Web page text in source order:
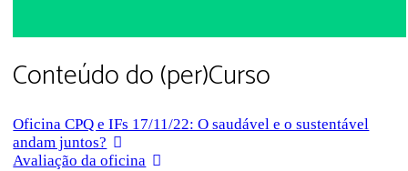
Conteúdo do (per)Curso
Oficina CPQ e IFs 17/11/22: O saudável e o sustentável
andam juntos?
Avaliação da oficina